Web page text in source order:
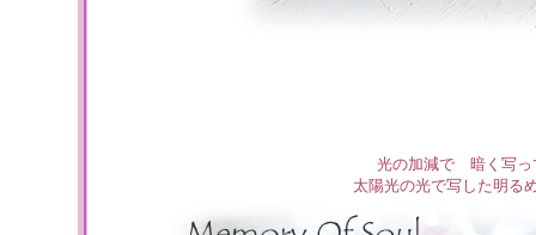
光の加減で 暗く写っ
太陽光の光で写した明る